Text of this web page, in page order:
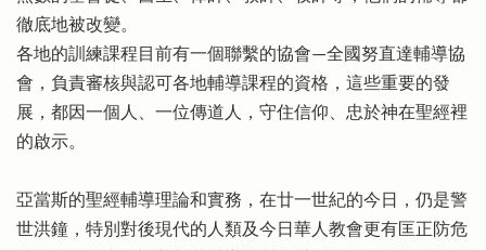
徹底地被改變。
各地的訓練課程目前有一個聯繫的協會—全國努直達輔導協
會，負責審核與認可各地輔導課程的資格，這些重要的發
展，都因一個人、一位傳道人，守住信仰、忠於神在聖經裡
的啟示。
亞當斯的聖經輔導理論和實務，在廿一世紀的今日，仍是警
世洪鐘，特別對後現代的人類及今日華人教會更有匡正防危